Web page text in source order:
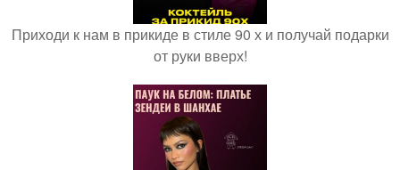
Приходи к нам в прикиде в стиле 90 х и получай подарки
от руки вверх!